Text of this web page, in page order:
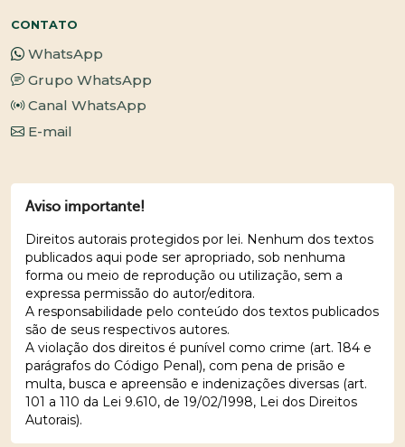
CONTATO
WhatsApp
Grupo WhatsApp
Canal WhatsApp
E-mail
Aviso importante!
Direitos autorais protegidos por lei. Nenhum dos textos
publicados aqui pode ser apropriado, sob nenhuma
forma ou meio de reprodução ou utilização, sem a
expressa permissão do autor/editora.
A responsabilidade pelo conteúdo dos textos publicados
são de seus respectivos autores.
A violação dos direitos é punível como crime (art. 184 e
parágrafos do Código Penal), com pena de prisão e
multa, busca e apreensão e indenizações diversas (art.
101 a 110 da Lei 9.610, de 19/02/1998, Lei dos Direitos
Autorais).